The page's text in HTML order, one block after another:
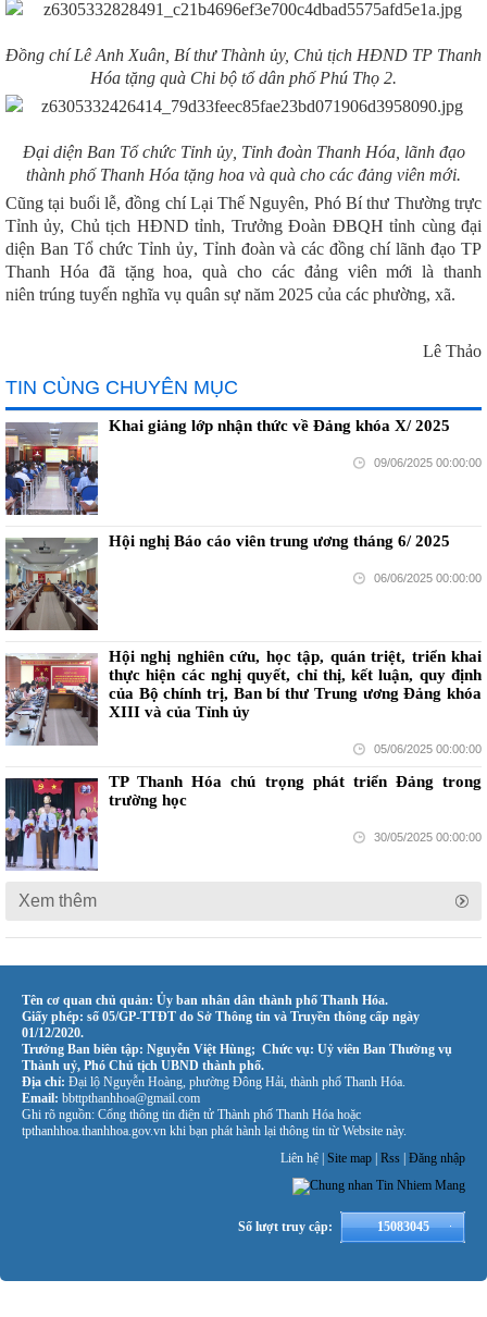
Đồng chí Lê Anh Xuân, Bí thư Thành ủy, Chủ tịch HĐND TP Thanh
Hóa tặng quà Chi bộ tổ dân phố Phú Thọ 2.
Đại diện Ban Tổ chức Tỉnh ủy, Tỉnh đoàn Thanh Hóa, lãnh đạo
thành phố Thanh Hóa tặng hoa và quà cho các đảng viên mới.
Cũng tại buổi lễ, đồng chí Lại Thế Nguyên, Phó Bí thư Thường trực
Tỉnh ủy, Chủ tịch HĐND tỉnh, Trưởng Đoàn ĐBQH tỉnh cùng đại
diện Ban Tổ chức Tỉnh ủy, Tỉnh đoàn vàcác đồng chí lãnh đạo TP
Thanh Hóa đã tặnghoa, quà cho các đảng viên mới là thanh
niên trúng tuyến nghĩa vụ quân sự năm 2025 của các phường, xã.
Lê Thảo
TIN CÙNG CHUYÊN MỤC
Khai giảng lớp nhận thức về Đảng khóa X/ 2025
09/06/2025 00:00:00
Hội nghị Báo cáo viên trung ương tháng 6/ 2025
06/06/2025 00:00:00
Hội nghị nghiên cứu, học tập, quán triệt, triển khai
thực hiện các nghị quyết, chỉ thị, kết luận, quy định
của Bộ chính trị, Ban bí thư Trung ương Đảng khóa
XIII và của Tỉnh ủy
05/06/2025 00:00:00
TP Thanh Hóa chú trọng phát triển Đảng trong
trường học
30/05/2025 00:00:00
Xem thêm
Tên cơ quan chủ quản: Ủy ban nhân dân thành phố Thanh Hóa.
Giấy phép: số 05/GP-TTĐT do Sở Thông tin và Truyền thông cấp ngày
01/12/2020.
Trưởng Ban biên tập: Nguyễn Việt Hùng; Chức vụ: Uỷ viên Ban Thường vụ
Thành uỷ, Phó Chủ tịch UBND thành phố.
Địa chỉ: Đại lộ Nguyễn Hoàng, phường Đông Hải, thành phố Thanh Hóa.
Email: bbttpthanhhoa@gmail.com
Ghi rõ nguồn: Cổng thông tin điện tử Thành phố Thanh Hóa hoặc
tpthanhhoa.thanhhoa.gov.vn khi bạn phát hành lại thông tin từ Website này.
Liên hệ | Site map Rss Đăng nhập
Số lượt truy cập: 15083045